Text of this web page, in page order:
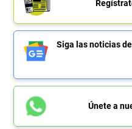
Siga las noticias
Únete a